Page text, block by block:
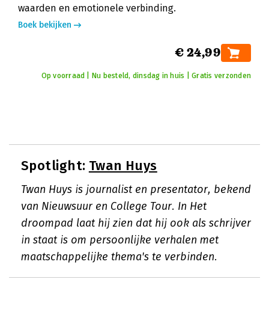
waarden en emotionele verbinding.
Boek bekijken
€ 24,99
Op voorraad | Nu besteld, dinsdag in huis | Gratis verzonden
Spotlight: Twan Huys
Twan Huys is journalist en presentator, bekend
van Nieuwsuur en College Tour. In Het
droompad laat hij zien dat hij ook als schrijver
in staat is om persoonlijke verhalen met
maatschappelijke thema's te verbinden.